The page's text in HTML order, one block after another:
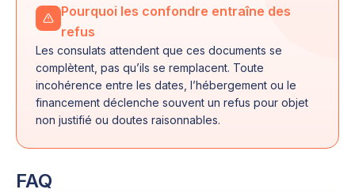
Pourquoi les confondre entraîne des
refus
Les consulats attendent que ces documents se
complètent, pas qu’ils se remplacent. Toute
incohérence entre les dates, l’hébergement ou le
financement déclenche souvent un refus pour objet
non justifié ou doutes raisonnables.
FAQ